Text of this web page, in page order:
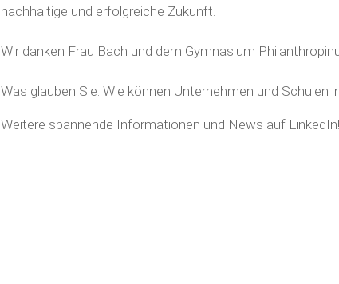
nachhaltige und erfolgreiche Zukunft.
Wir danken Frau Bach und dem Gymnasium
Was glauben Sie: Wie können Unternehmen und
Weitere spannende Informationen und News auf LinkedIn!